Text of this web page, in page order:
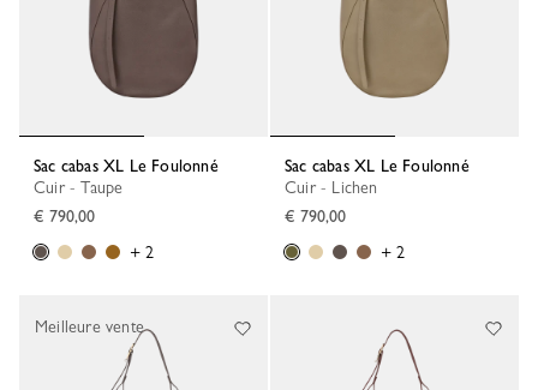
Sac cabas XL Le Foulonné
Cuir - Taupe
€ 790,00
+ 2
Sac cabas XL Le Foulonné
Cuir - Lichen
€ 790,00
+ 2
Meilleure vente